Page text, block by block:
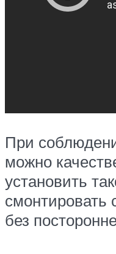
При
можно
установить
смонтировать
без